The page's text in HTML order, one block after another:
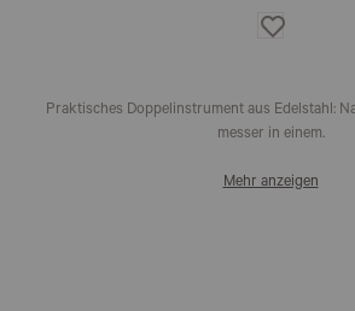
Auf
die
Praktisches Doppelinstrument aus Edelstahl:
messer in einem.
Mehr anzeigen